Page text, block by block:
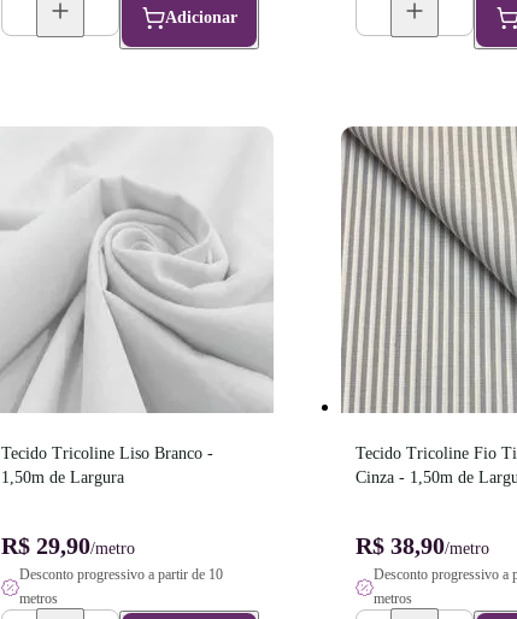
Adicionar
Tecido Tricoline Liso Branco -
1,50m de Largura
R$ 29,90/metro
Desconto progressivo a partir de 10
metros
Tecido Tricoline Fio
Cinza - 1,50m de
R$ 38,90/metro
Desconto progressivo a
metros